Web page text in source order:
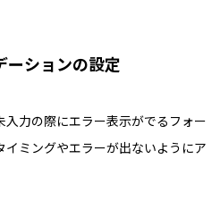
ーションの設定
力の際にエラー表示がでるフォー
ミングやエラーが出ないようにア